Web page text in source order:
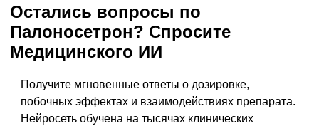
Остались вопросы по
Палоносетрон? Спросите
Медицинского ИИ
Получите мгновенные ответы о дозировке,
побочных эффектах и взаимодействиях препарата.
Нейросеть обучена на тысячах клинических